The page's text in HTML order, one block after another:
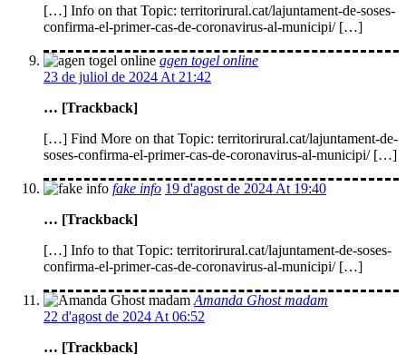
[…] Info on that Topic: territorirural.cat/lajuntament-de-soses-
confirma-el-primer-cas-de-coronavirus-al-municipi/ […]
agen togel online
23 de juliol de 2024 At 21:42
… [Trackback]
[…] Find More on that Topic: territorirural.cat/lajuntament-de-
soses-confirma-el-primer-cas-de-coronavirus-al-municipi/ […]
fake info 19 d'agost de 2024 At 19:40
… [Trackback]
[…] Info to that Topic: territorirural.cat/lajuntament-de-soses-
confirma-el-primer-cas-de-coronavirus-al-municipi/ […]
Amanda Ghost madam
22 d'agost de 2024 At 06:52
… [Trackback]